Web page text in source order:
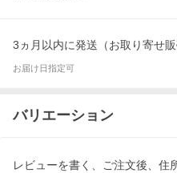
3ヵ月以内に発送（お取り寄せ販
お届け日指定可
バリエーション
レビューを書く、ご注文後、住